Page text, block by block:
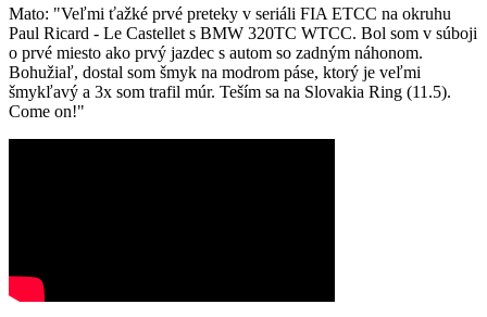
Mato: "Veľmi ťažké prvé preteky v seriáli FIA ETCC na okruhu
Paul Ricard - Le Castellet s BMW 320TC WTCC. Bol som v súboji
o prvé miesto ako prvý jazdec s autom so zadným náhonom.
Bohužiaľ, dostal som šmyk na modrom páse, ktorý je veľmi
šmykľavý a 3x som trafil múr. Teším sa na Slovakia Ring (11.5).
Come on!"